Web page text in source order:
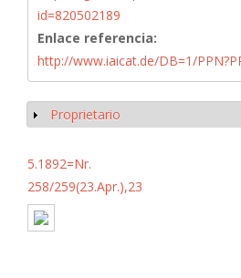
id=820502189
Enlace referencia:
http://www.iaicat.de/DB=1/
Mostrar
Proprietario
5.1892=Nr.
258/259(23.Apr.),23